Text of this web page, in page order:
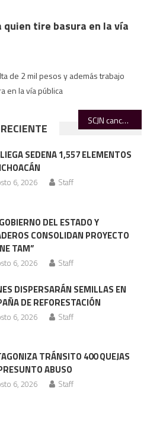
quien tire basura en la vía
de 2 mil pesos y además trabajo
en la vía pública
SCJN cancela amparo a Cabeza de Vaca; se activa orden de aprehensión
SEDENA 1,557 ELEMENTOS
6, 2026 Staff
DEL ESTADO Y
CONSOLIDAN PROYECTO
TAM”
6, 2026 Staff
DISPERSARÁN SEMILLAS EN
DE REFORESTACIÓN
6, 2026 Staff
TRÁNSITO 400 QUEJAS
ABUSO
6, 2026 Staff